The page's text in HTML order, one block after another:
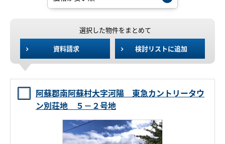
選択した物件をまとめて
資料請求
検討リストに追加
阿蘇郡南阿蘇村大字河陽 東急カントリータウ
ン別荘地 ５－２号地